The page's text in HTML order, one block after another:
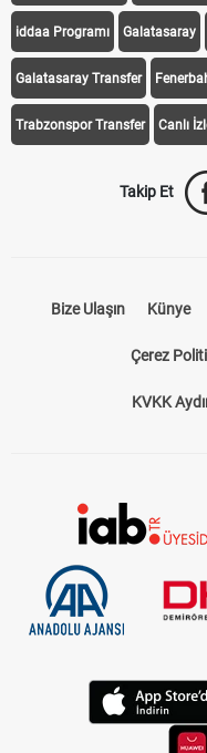
iddaa Programı Galatasaray
Galatasaray Transfer
Trabzonspor Transfer Canlı
Takip Et
Bize Ulaşın Künye
Çerez
KVKK